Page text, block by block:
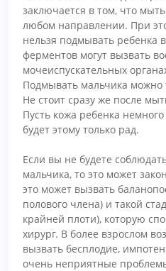
заключается в том, что
любом направлении. При
нельзя подмывать ребенка в
ферментов могут вызвать
мочеиспускательных
Подмывать мальчика можно
Не стоит сразу же после
Пусть кожа ребенка
будет этому только рад.
Если вы не будете
мальчика, то это может
это может вызвать
полового члена) и такой
крайней плоти), которую
хирург. В более взрослом
вызвать бесплодие,
очень неприятные